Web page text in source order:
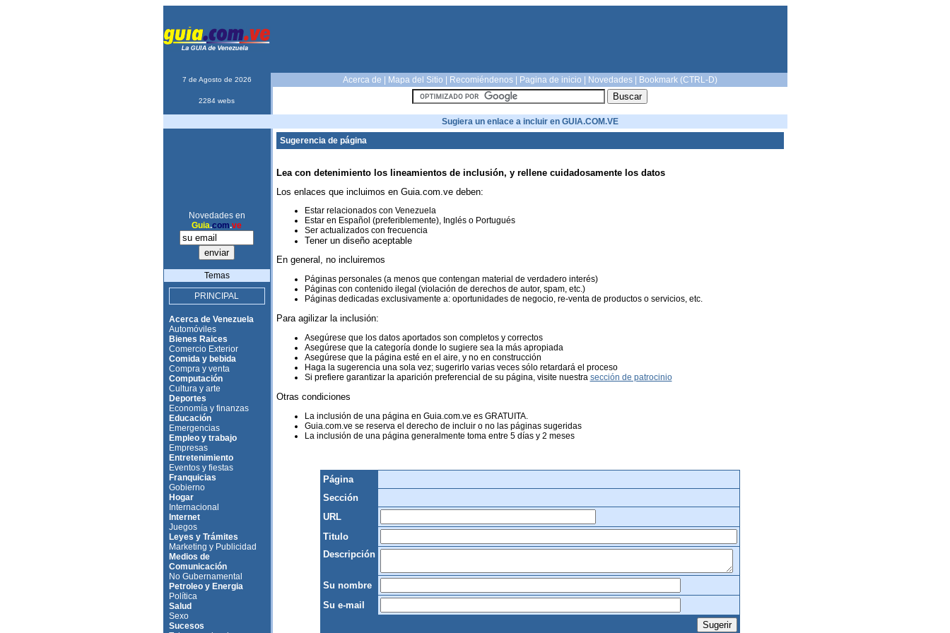
7 de Agosto de 2026 Acerca de Mapa del Sitio Recomiéndenos| Pagina de inicio Novedades| Bookmark (CTRL-D)
2284 webs
Sugiera un enlace a incluir en GUIA.COM.VE
Novedades en
Guia.com.ve
Temas
PRINCIPAL
Acerca de Venezuela
Automóviles
Bienes Raices
Comercio Exterior
Comida y bebida
Compra y venta
Computación
Cultura y arte
Deportes
Economía y finanzas
Educación
Emergencias
Empleo y trabajo
Empresas
Entretenimiento
Eventos y fiestas
Franquicias
Gobierno
Hogar
Internacional
Internet
Juegos
Leyes y Trámites
Marketing y Publicidad
Medios de
Comunicación
No Gubernamental
Petroleo y Energia
Política
Salud
Sexo
Sucesos
Sugerencia de página
Lea con detenimiento los lineamientos de inclusión, y rellene cuidadosamente los datos
Los enlaces que incluimos en Guia.com.ve deben:
Estar relacionados con Venezuela
Estar en Español (preferiblemente), Inglés o Portugués
Ser actualizados con frecuencia
Tener un diseño aceptable
En general, no incluiremos
Páginas personales (a menos que contengan material de verdadero interés)
Páginas con contenido ilegal (violación de derechos de autor, spam, etc.)
Páginas dedicadas exclusivamente a: oportunidades de negocio, re-venta de productos o servicios, etc.
Para agilizar la inclusión:
Asegúrese que los datos aportados son completos y correctos
Asegúrese que la categoría donde lo sugiere sea la más apropiada
Asegúrese que la página esté en el aire, y no en construcción
Haga la sugerencia una sola vez; sugerirlo varias veces sólo retardará el proceso
Si prefiere garantizar la aparición preferencial de su página, visite nuestra sección de patrocinio
Otras condiciones
La inclusión de una página en Guia.com.ve es GRATUITA.
Guia.com.ve se reserva el derecho de incluir o no las páginas sugeridas
La inclusión de una página generalmente toma entre 5 días y 2 meses
Página
Sección
URL
Titulo
Descripción
Su nombre
Su e-mail